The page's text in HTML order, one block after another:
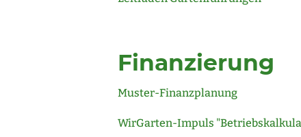
Finanzierung
Muster-Finanzplanung
WirGarten-Impuls